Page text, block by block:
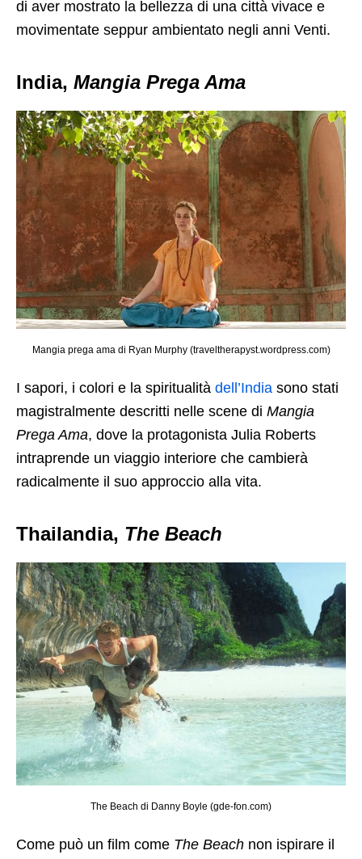
di aver mostrato la bellezza di una città vivace e
movimentate seppur ambientato negli anni Venti.
India, Mangia Prega Ama
Mangia prega ama di Ryan Murphy (traveltherapyst.wordpress.com)
I sapori, i colori e la spiritualità dell’India sono stati
magistralmente descritti nelle scene di Mangia
Prega Ama, dove la protagonista Julia Roberts
intraprende un viaggio interiore che cambierà
radicalmente il suo approccio alla vita.
Thailandia, The Beach
The Beach di Danny Boyle (gde-fon.com)
Come può un film come The Beach non ispirare il